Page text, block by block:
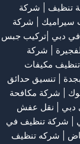
تنظيف
شركة
سيراميك
شركة
دبي |تركيب جبس
شركة
مكيفات
تنسيق حدائق
| شركة مكافحة
دبي
نقل عفش
شركة تنظيف في
شركه تنظيف